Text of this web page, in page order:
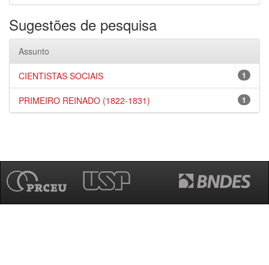
Sugestões de pesquisa
Assunto
1
CIENTISTAS SOCIAIS
1
PRIMEIRO REINADO (1822-1831)